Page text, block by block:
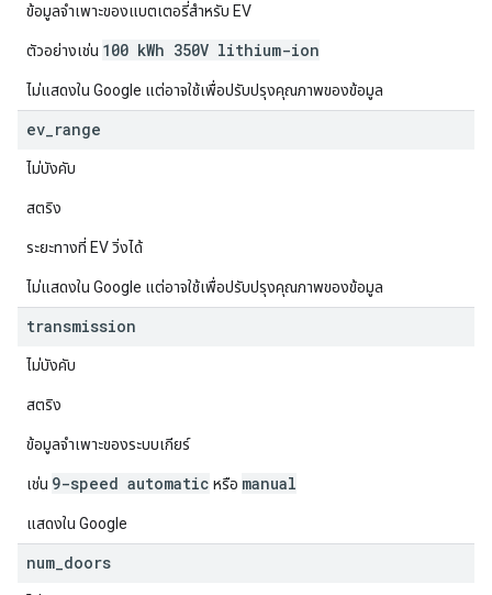
ข้อมูลจำเพาะของแบตเตอรี่สำหรับ EV
ตัวอย่างเช่น 100 kWh 350V lithium-ion
ไม่แสดงใน Google แต่อาจใช้เพื่อปรับปรุงคุณภาพของข้อมูล
ev range
ไม่บังคับ
สตริง
ระยะทางที่ EV วิ่งได้
ไม่แสดงใน Google แต่อาจใช้เพื่อปรับปรุงคุณภาพของข้อมูล
transmission
ไม่บังคับ
สตริง
ข้อมูลจำเพาะของระบบเกียร์
เช่น 9-speed automatic หรือ manual
แสดงใน Google
num doors